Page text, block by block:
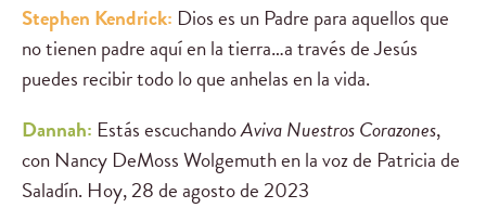
Stephen Kendrick: Dios es un Padre para aquellos que
no tienen padre aquí en la tierra…a través de Jesús
puedes recibir todo lo que anhelas en la vida.
Dannah: Estás escuchandoAviva Nuestros Corazones,
con Nancy DeMoss Wolgemuth en la voz de Patricia de
Saladín. Hoy, 28 de agosto de 2023